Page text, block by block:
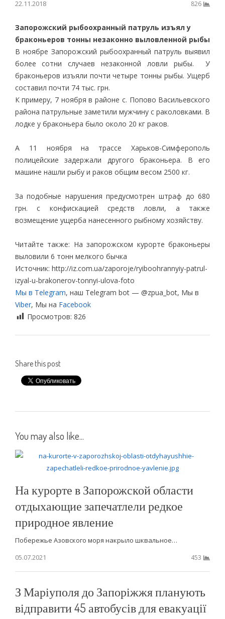
22.11.2018 826
Запорожский рыбоохранный патруль изъял у
браконьеров тонны незаконно выловленной рыбы
В ноябре Запорожский рыбоохранный патруль выявил
более сотни случаев незаконной ловли рыбы. У
браконьеров изъяли почти четыре тонны рыбы. Ущерб
составил почти 74 тыс. грн.
К примеру, 7 ноября в районе с. Попово Васильевского
района патрульные заметили мужчину с раколовками. В
лодке у браконьера было около 20 кг раков.
А 11 ноября на трассе Харьков-Симферополь
полицейские задержали другого браконьера. В его
машине нашли рыбу и раков общим весом 2500 кг.
За подобные нарушения предусмотрен штраф до 680
грн. с конфискацией средств ловли, а также
возмещение ущерба нанесенного рыбному хозяйству.
Читайте также: На запорожском курорте браконьеры
выловили 6 тонн мелкого бычка
Источник: http://iz.com.ua/zaporoje/ryiboohrannyiy-patrul-
izyal-u-brakonerov-tonnyi-ulova-foto
Мы в Telegram, наш Telegram bot — @zpua_bot, Мы в
Viber, Мы на Facebook
Просмотров: 826
Share this post
You may also like...
На курорте в Запорожской области
отдыхающие запечатлели редкое
природное явление
Побережье Азовского моря накрыло шквальное…
05.07.2021
453
З Маріуполя до Запоріжжя планують
відправити 45 автобусів для евакуації